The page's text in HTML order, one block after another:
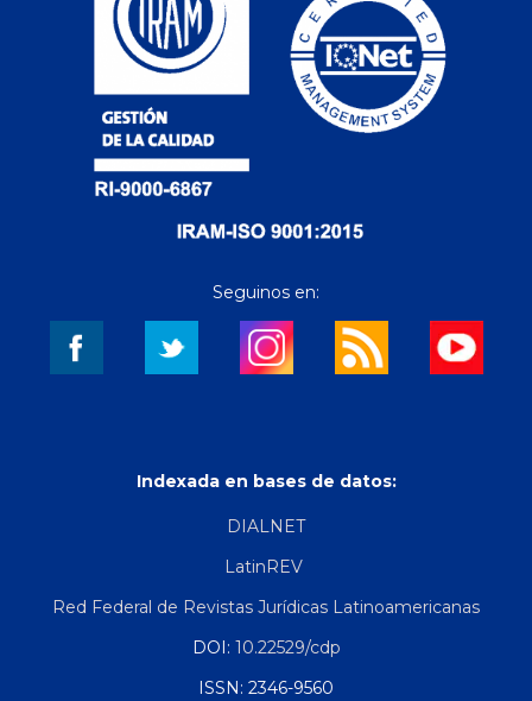
Seguinos en:
Indexada en bases de datos:
DIALNET
LatinREV
Red Federal de Revistas Jurídicas Latinoamericanas
DOI: 10.22529/cdp
ISSN: 2346-9560